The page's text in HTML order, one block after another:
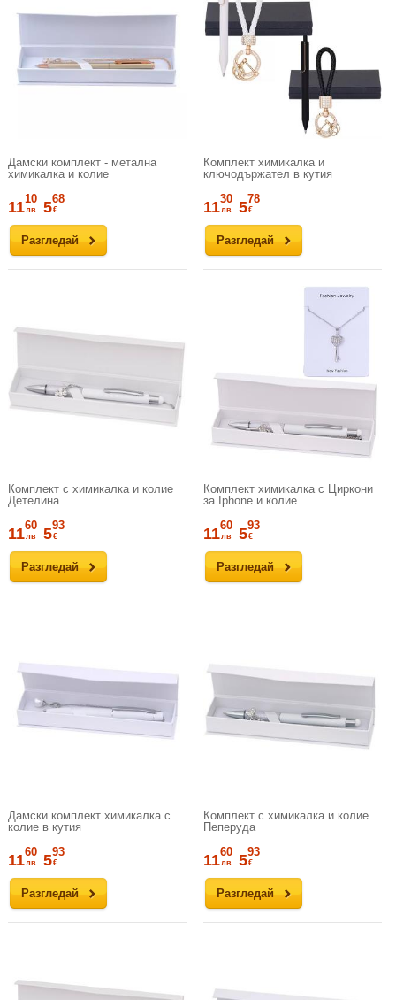
Дамски комплект - метална
химикалка и колие
Разгледай
1110
лв 568
€
Комплект химикалка и
ключодържател в кутия
Разгледай
1130
лв 578
€
Комплект с химикалка и колие
Детелина
Разгледай
1160
лв 593
€
Комплект химикалка с Циркони
за Iphone и колие
Разгледай
1160
лв 593
€
Дамски комплект химикалка с
колие в кутия
Разгледай
1160
лв 593
€
Комплект с химикалка и колие
Пеперуда
Разгледай
1160
лв 593
€